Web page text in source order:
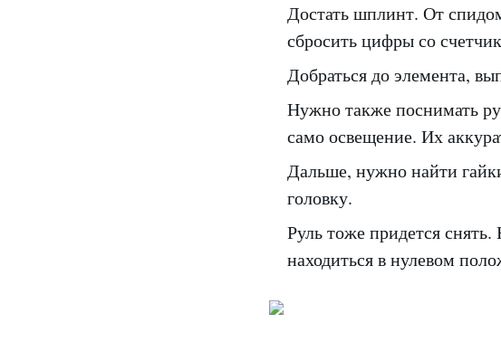
Достать шплинт. От
сбросить цифры со
Добраться до элемента,
Нужно также поснимать
само освещение. Их
Дальше, нужно найти
головку.
Руль тоже придется
находиться в нулевом